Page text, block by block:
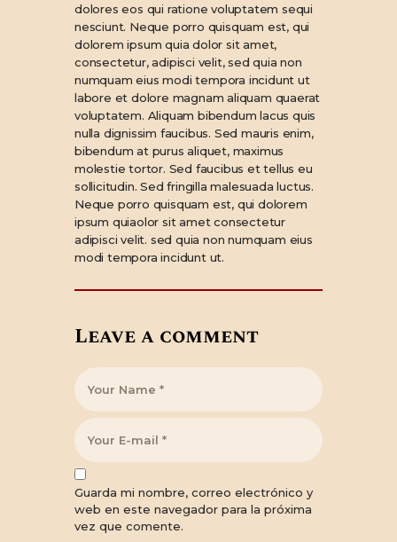
dolores eos qui ratione voluptatem sequi
nesciunt. Neque porro quisquam est, qui
dolorem ipsum quia dolor sit amet,
consectetur, adipisci velit, sed quia non
numquam eius modi tempora incidunt ut
labore et dolore magnam aliquam quaerat
voluptatem. Aliquam bibendum lacus quis
nulla dignissim faucibus. Sed mauris enim,
bibendum at purus aliquet, maximus
molestie tortor. Sed faucibus et tellus eu
sollicitudin. Sed fringilla malesuada luctus.
Neque porro quisquam est, qui dolorem
ipsum quiaolor sit amet consectetur
adipisci velit. sed quia non numquam eius
modi tempora incidunt ut.
Leave a comment
Guarda mi nombre, correo electrónico y
web en este navegador para la próxima
vez que comente.